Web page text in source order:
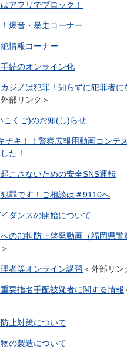
アプリでブロック！
爆音・暴走コーナー
情報コーナー
続のオンライン化
ジノは犯罪！知らずに犯罪者に
外部リンク＞
こくご)のお知(し)らせ
チキ！！警察広報用動画コンテス
た！
こさないための安全SNS運転
罪です！ご相談は＃9110へ
ダンスの開始について
の加担防止啓発動画（福岡県警
者等オンライン講習 ＜外部リン
要指名手配被疑者に関する情報
止対策について
の製造について